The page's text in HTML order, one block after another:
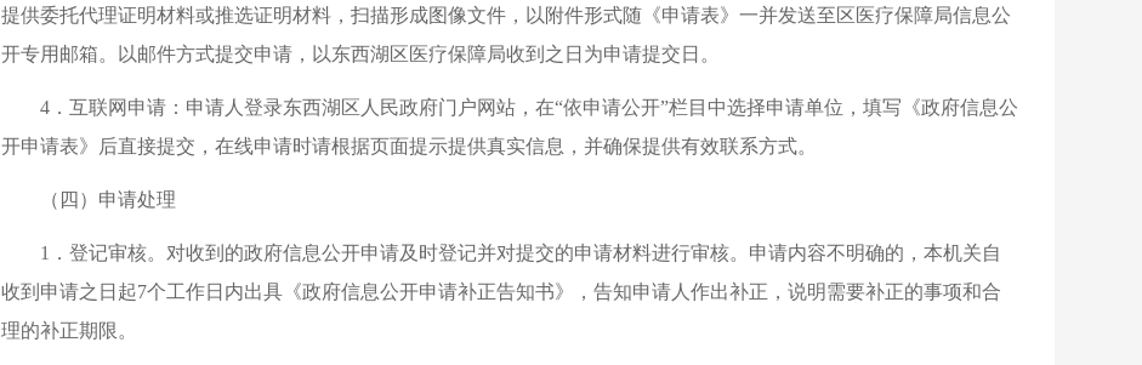
提供委托代理证明材料或推选证明材料，扫描形成图像文件，以附件形式随《申请表》一并发送至区医疗保障局信息公
开专用邮箱。以邮件方式提交申请，以东西湖区医疗保障局收到之日为申请提交日。
4．互联网申请：申请人登录东西湖区人民政府门户网站，在“依申请公开”栏目中选择申请单位，填写《政府信息公
开申请表》后直接提交，在线申请时请根据页面提示提供真实信息，并确保提供有效联系方式。
（四）申请处理
1．登记审核。对收到的政府信息公开申请及时登记并对提交的申请材料进行审核。申请内容不明确的，本机关自
收到申请之日起7个工作日内出具《政府信息公开申请补正告知书》，告知申请人作出补正，说明需要补正的事项和合
理的补正期限。